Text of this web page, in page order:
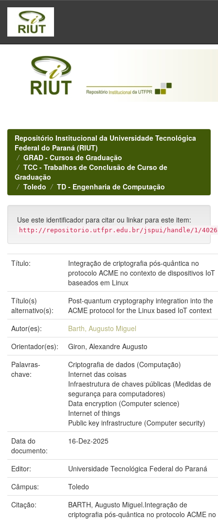
Skip
navigation
Repositório Institucional da Universidade Tecnológica
Federal do Paraná (RIUT)
GRAD - Cursos de Graduação
TCC - Trabalhos de Conclusão de Curso de
Graduação
Toledo
TD - Engenharia de Computação
Use este identificador para citar ou linkar para este item:
http://repositorio.utfpr.edu.br/jspui/handle/1/
Título:
Integração de criptografia pós-quântica no
protocolo ACME no contexto de dispositivos IoT
baseados em Linux
Título(s)
alternativo(s):
Post-quantum cryptography integration into the
ACME protocol for the Linux based IoT context
Autor(es):
Barth, Augusto Miguel
Orientador(es):
Giron, Alexandre Augusto
Palavras-
chave:
Criptografia de dados (Computação)
Internet das coisas
Infraestrutura de chaves públicas (Medidas de
segurança para computadores)
Data encryption (Computer science)
Internet of things
Public key infrastructure (Computer security)
Data do
documento:
16-Dez-2025
Editor:
Universidade Tecnológica Federal do Paraná
Câmpus:
Toledo
Citação:
BARTH, Augusto Miguel.Integração de
criptografia pós-quântica no protocolo ACME no